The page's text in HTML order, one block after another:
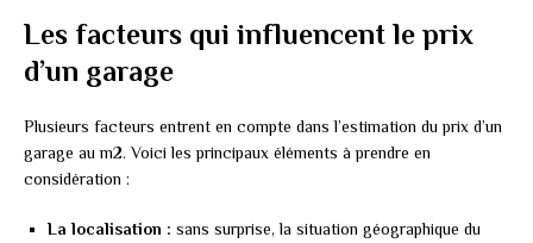
Les facteurs qui influencent le prix
d’un garage
Plusieurs facteurs entrent en compte dans l’estimation du prix d’un
garage au m2. Voici les principaux éléments à prendre en
considération :
La localisation : sans surprise, la situation géographique du